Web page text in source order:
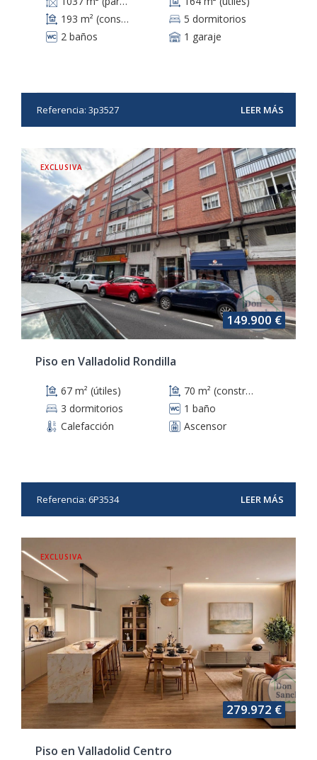
193 m² (construidos)
5 dormitorios
2 baños
1 garaje
Referencia: 3p3527 LEER MÁS
EXCLUSIVA
149.900 €
Piso en Valladolid Rondilla
67 m² (útiles)
70 m² (construidos)
3 dormitorios
1 baño
Calefacción
Ascensor
Referencia: 6P3534 LEER MÁS
EXCLUSIVA
279.972 €
Piso en Valladolid Centro